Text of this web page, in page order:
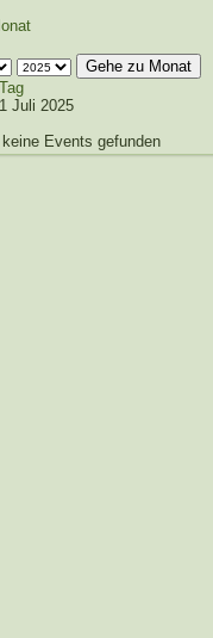
Gehe zu Monat
Juli 2025
Events gefunden